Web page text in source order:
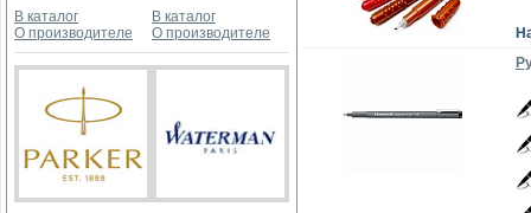
В каталог
О производителе
В каталог
О производителе